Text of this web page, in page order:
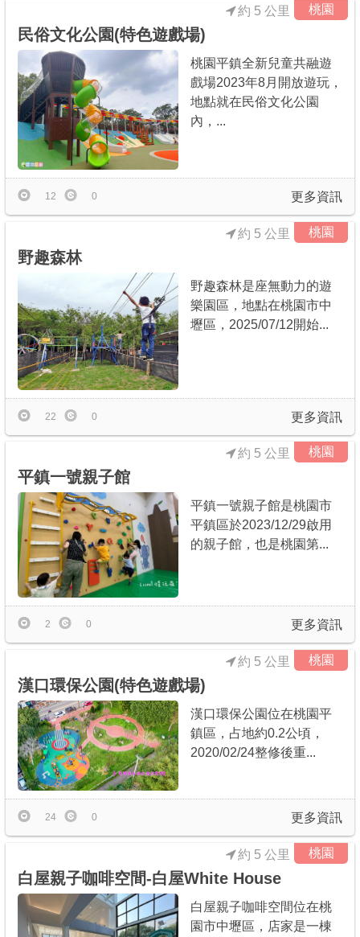
桃園
民俗文化公園(特色遊戲場)
約 5 公里
桃園平鎮全新兒童共融遊
戲場2023年8月開放遊玩，
地點就在民俗文化公園
內，...
更多資訊
12 0
桃園
野趣森林
約 5 公里
野趣森林是座無動力的遊
樂園區，地點在桃園市中
壢區，2025/07/12開始...
更多資訊
22 0
桃園
平鎮一號親子館
約 5 公里
平鎮一號親子館是桃園市
平鎮區於2023/12/29啟用
的親子館，也是桃園第...
更多資訊
2 0
桃園
漢口環保公園(特色遊戲場)
約 5 公里
漢口環保公園位在桃園平
鎮區，占地約0.2公頃，
2020/02/24整修後重...
更多資訊
24 0
桃園
白屋親子咖啡空間-白屋White House
約 5 公里
白屋親子咖啡空間位在桃
園市中壢區，店家是一棟